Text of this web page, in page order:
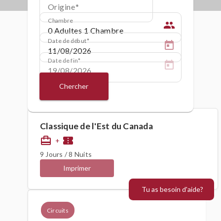
Origine
Chambre people
Date de début
Date de fin
Chercher
Circuits
Classique de l'Est du Canada
card_travel + confirmation_number
9 Jours / 8 Nuits
Imprimer
Tu as besoin d'aide?